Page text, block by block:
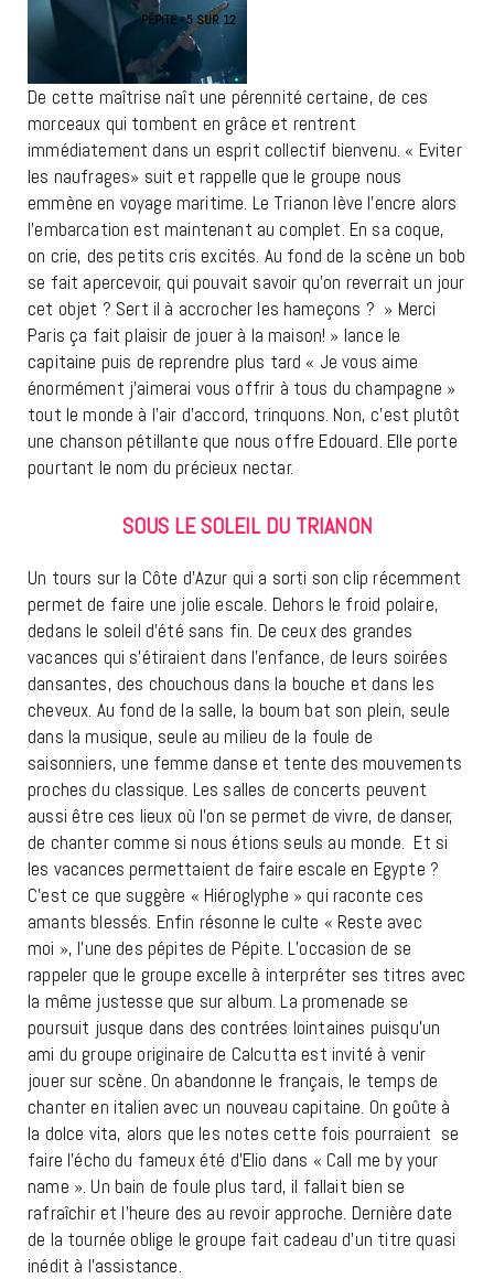
PÉPITE - 5 SUR 12
De cette maîtrise naît une pérennité certaine, de ces
morceaux qui tombent en grâce et rentrent
immédiatement dans un esprit collectif bienvenu. « Eviter
les naufrages» suit et rappelle que le groupe nous
emmène en voyage maritime. Le Trianon lève l’encre alors
l’embarcation est maintenant au complet. En sa coque,
on crie, des petits cris excités. Au fond de la scène un bob
se fait apercevoir, qui pouvait savoir qu’on reverrait un jour
cet objet ? Sert il à accrocher les hameçons ? » Merci
Paris ça fait plaisir de jouer à la maison! » lance le
capitaine puis de reprendre plus tard « Je vous aime
énormément j’aimerai vous offrir à tous du champagne »
tout le monde à l’air d’accord, trinquons. Non, c’est plutôt
une chanson pétillante que nous offre Edouard. Elle porte
pourtant le nom du précieux nectar.
SOUS LE SOLEIL DU TRIANON
Un tours sur la Côte d’Azur qui a sorti son clip récemment
permet de faire une jolie escale. Dehors le froid polaire,
dedans le soleil d’été sans fin. De ceux des grandes
vacances qui s’étiraient dans l’enfance, de leurs soirées
dansantes, des chouchous dans la bouche et dans les
cheveux. Au fond de la salle, la boum bat son plein, seule
dans la musique, seule au milieu de la foule de
saisonniers, une femme danse et tente des mouvements
proches du classique. Les salles de concerts peuvent
aussi être ces lieux où l’on se permet de vivre, de danser,
de chanter comme si nous étions seuls au monde. Et si
les vacances permettaient de faire escale en Egypte ?
C’est ce que suggère « Hiéroglyphe » qui raconte ces
amants blessés. Enfin résonne le culte « Reste avec
moi », l’une des pépites de Pépite. L’occasion de se
rappeler que le groupe excelle à interpréter ses titres avec
la même justesse que sur album. La promenade se
poursuit jusque dans des contrées lointaines puisqu’un
ami du groupe originaire de Calcutta est invité à venir
jouer sur scène. On abandonne le français, le temps de
chanter en italien avec un nouveau capitaine. On goûte à
la dolce vita, alors que les notes cette fois pourraient se
faire l’écho du fameux été d’Elio dans « Call me by your
name ». Un bain de foule plus tard, il fallait bien se
rafraîchir et l’heure des au revoir approche. Dernière date
de la tournée oblige le groupe fait cadeau d’un titre quasi
inédit à l’assistance.